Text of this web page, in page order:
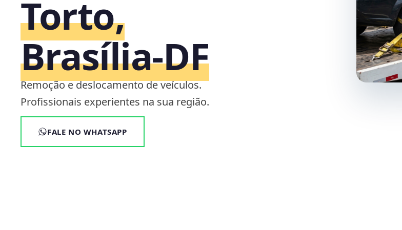
Torto,
Brasília‑DF
Remoção e deslocamento de veículos.
Profissionais experientes na sua região.
FALE NO WHATSAPP